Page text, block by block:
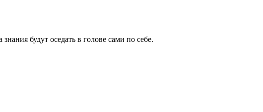
будут оседать в голове сами по себе.